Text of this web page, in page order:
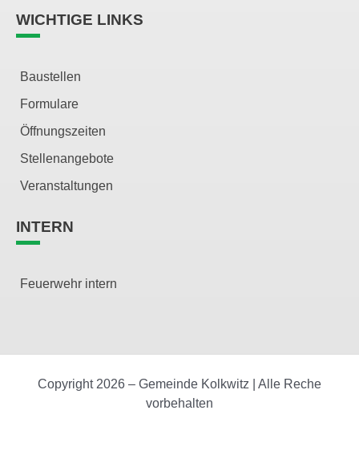
WICHTIGE LINKS
Baustellen
Formulare
Öffnungszeiten
Stellenangebote
Veranstaltungen
INTERN
Feuerwehr intern
Copyright 2026 – Gemeinde Kolkwitz | Alle Reche
vorbehalten